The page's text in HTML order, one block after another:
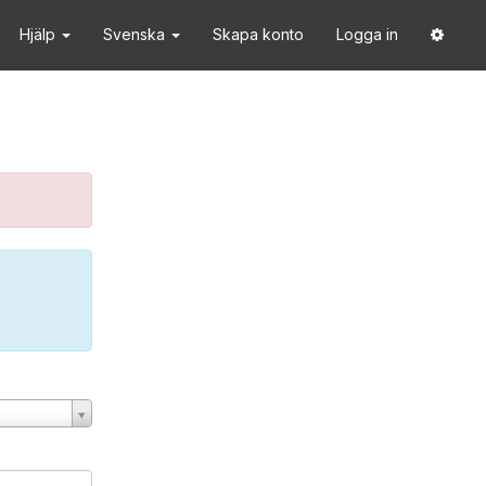
Hjälp Svenska Skapa konto Logga in